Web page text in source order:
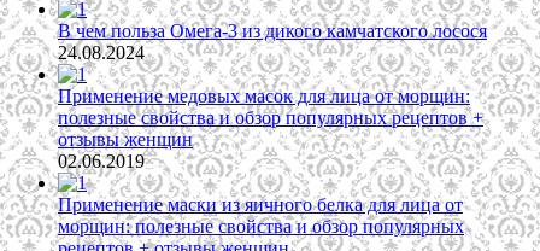
В чем польза Омега-3 из дикого камчатского лосося
24.08.2024
Применение медовых масок для лица от морщин:
полезные свойства и обзор популярных рецептов +
отзывы женщин
02.06.2019
Применение маски из яичного белка для лица от
морщин: полезные свойства и обзор популярных